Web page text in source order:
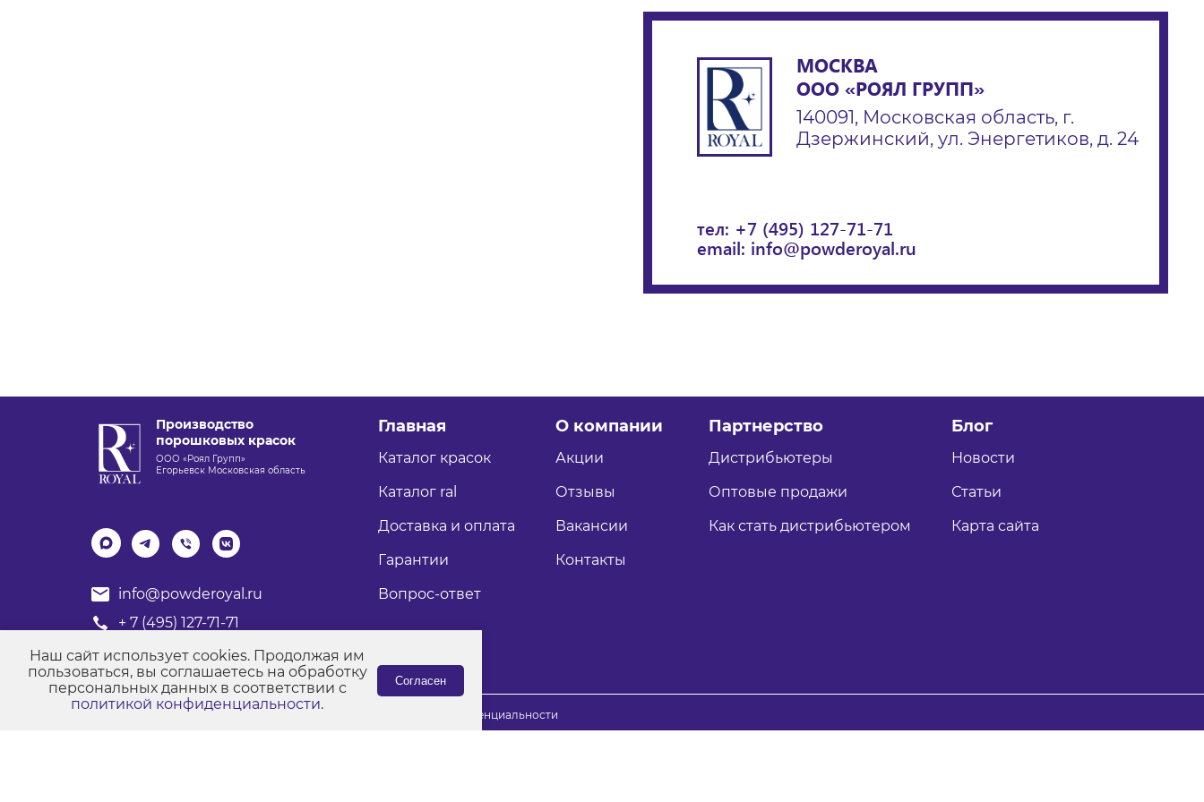
МОСКВА
ООО «РОЯЛ ГРУПП»
140091, Московская область, г.
Дзержинский, ул. Энергетиков, д. 24
тел: +7 (495) 127-71-71
email: info@powderoyal.ru
Производство
порошковых красок
ООО «Роял Групп»
Егорьевск Московская область
info@powderoyal.ru
+ 7 (495) 127-71-71
График работы: Пн-Пт
Время работы: с 8:00 до 17:00
Главная
Каталог красок
Каталог ral
Доставка и оплата
Гарантии
Вопрос-ответ
О компании
Акции
Отзывы
Вакансии
Контакты
Партнерство
Дистрибьютеры
Оптовые продажи
Как стать дистрибьютером
Блог
Новости
Статьи
Карта сайта
© Порошковые краски "Роял Групп" 2017-2026 Политика конфиденциальности
Наш сайт использует cookies. Продолжая им
пользоваться, вы соглашаетесь на обработку
персональных данных в соответствии с
политикой конфиденциальности.
Согласен